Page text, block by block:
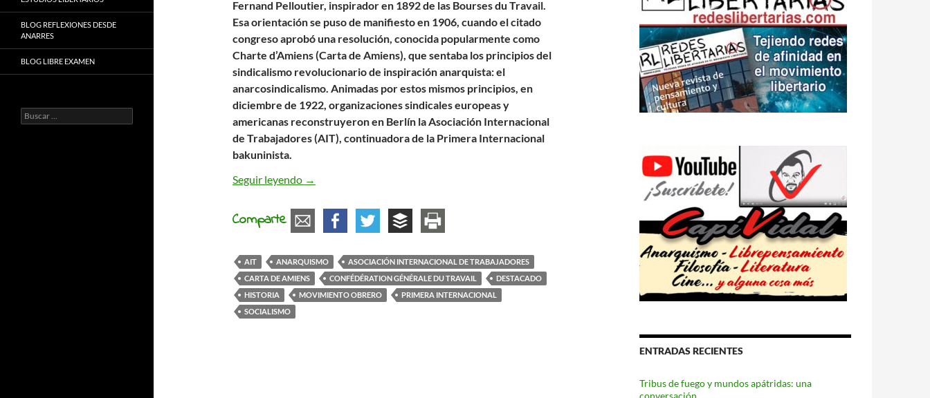
Fernand Pelloutier, inspirador en 1892 de las Bourses du Travail.
Esa orientación se puso de manifiesto en 1906, cuando el citado
congreso aprobó una resolución, conocida popularmente como
Charte d’Amiens (Carta de Amiens), que sentaba los principios del
sindicalismo revolucionario de inspiración anarquista: el
anarcosindicalismo. Animadas por estos mismos principios, en
diciembre de 1922, organizaciones sindicales europeas y
americanas reconstruyeron en Berlín la Asociación Internacional
de Trabajadores (AIT), continuadora de la Primera Internacional
bakuninista.
Seguir leyendo Carta de Amiens
→
Comparte
AIT ANARQUISMO
ASOCIACIÓN INTERNACIONAL DE TRABAJADORES
CARTA DE AMIENS
CONFÉDÉRATION GÉNÉRALE DU TRAVAIL
DESTACADO
HISTORIA
MOVIMIENTO OBRERO
PRIMERA INTERNACIONAL
SOCIALISMO
ENTRADAS RECIENTES
Tribus de fuego y mundos apátridas: una
conversación
BLOG REFLEXIONES DESDE
ANARRES
BLOG LIBRE EXAMEN
Buscar: